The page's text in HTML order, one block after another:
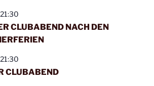
21. Januar
2026
19:30 -
Mainstream
04. Februar
19:30 -
21:30
CLUBABEND NACH DEN
21:30
CLUBABEND